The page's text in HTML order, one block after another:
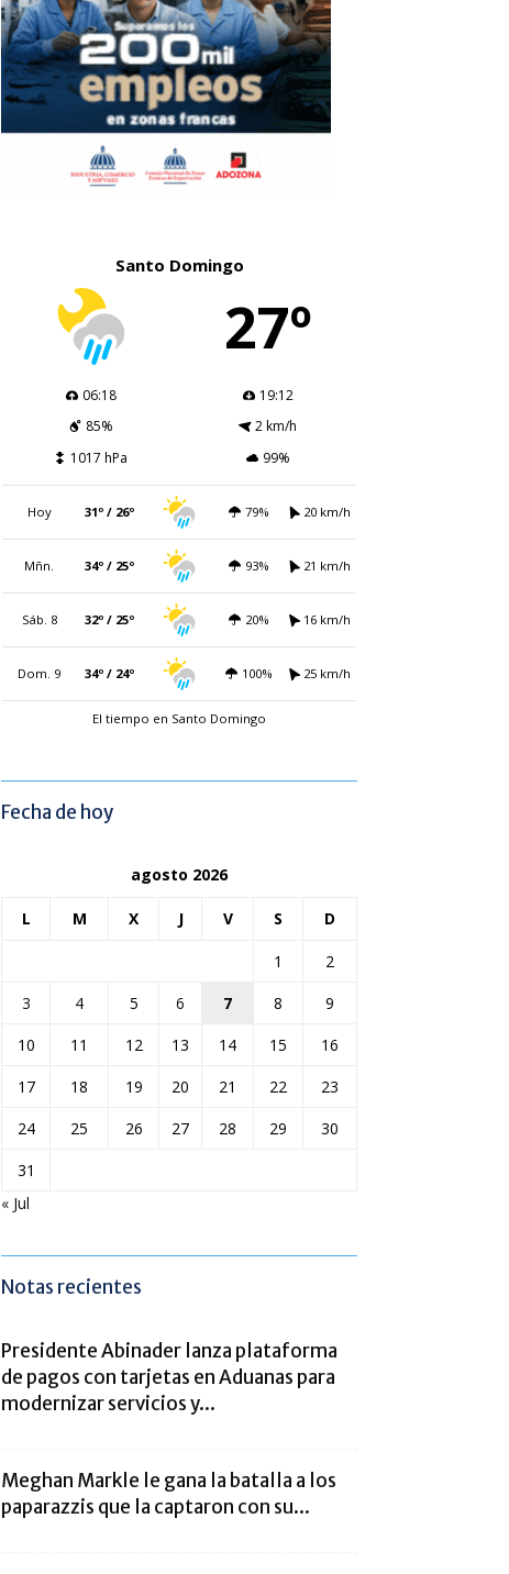
Santo Domingo
27º
06:18
19:12
85%
2 km/h
1017 hPa
99%
Hoy 31º / 26º 79% 20 km/h
Mñn. 34º / 25º 93% 21 km/h
Sáb. 8 32º / 25º 20% 16 km/h
Dom. 9 34º / 24º 100% 25 km/h
El tiempo en Santo Domingo
Fecha de hoy
agosto 2026
L M X J V S D
1
2
3
4 5 6 7 8
9
10
11 12 13 14 15
16
17
18 19 20 21 22
23
24
25 26 27 28 29
30
31
« Jul
Notas recientes
Presidente Abinader lanza plataforma
de pagos con tarjetas en Aduanas para
modernizar servicios y...
Meghan Markle le gana la batalla a los
paparazzis que la captaron con su...